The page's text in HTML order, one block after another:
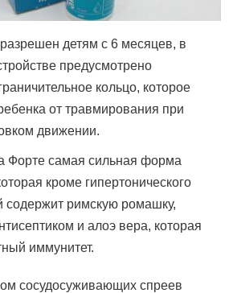
детям с 6 месяцев, в
предусмотрено
кольцо, которое
от травмирования при
движении.
Форте самая сильная форма
кроме гипертонического
содержит римскую ромашку,
и алоэ вера, которая
иммунитет.
сосудосуживающих спреев